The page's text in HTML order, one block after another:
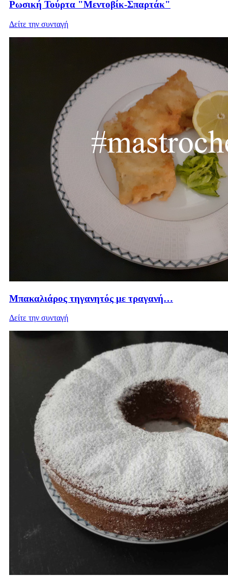
Ρωσική Τούρτα "Μεντοβίκ-Σπαρτάκ"
Δείτε την συνταγή
Μπακαλιάρος τηγανητός με τραγανή…
Δείτε την συνταγή